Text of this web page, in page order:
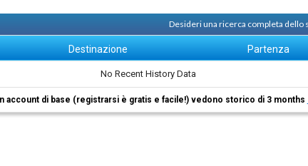
Desideri una ricerca completa dello
Destinazione Partenza
No Recent History Data
account di base (registrarsi è gratis e facile!) vedono storico di 3 months